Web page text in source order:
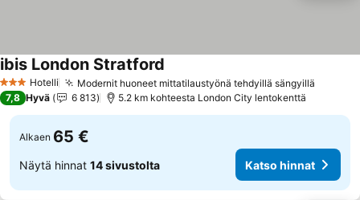
3 Tähtiluokitus
Hotelli Modernit huoneet mittatilaustyönä tehdyillä sängyillä
ibis London Stratford
7,8 Hyvä 6 813 5.2 km kohteesta London City lentokenttä
Alkaen 65 €
Näytä hinnat 14 sivustolta Katso hinnat